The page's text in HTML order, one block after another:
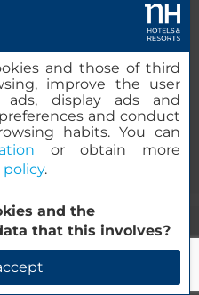
& AMERICAS Santa Engracia
Spanien
and those of third
improve the user
ads, display ads and
and conduct
habits. You can
or obtain more
policy.
and the
that this involves?